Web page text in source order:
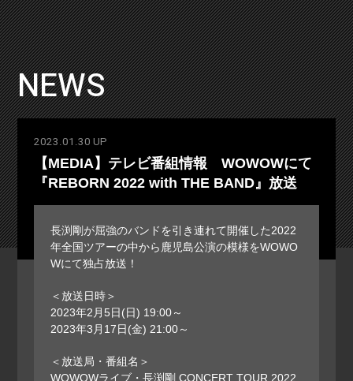
NEWS
2023.01.30 UP
【MEDIA】テレビ番組情報 WOWOWにて
『REBORN 2022 with THE BAND』放送
長渕剛が屈強のバンドを引き連れて開催した2022
年全国ツアーの中から鹿児島公演の模様をWOWO
Wにて独占放送！
＜放送日時＞
2023年2月5日(日) 19:00～
2023年3月17日(金) 21:00～
＜放送局・番組名＞
WOWOWライブ・長渕剛 CONCERT TOUR 2022